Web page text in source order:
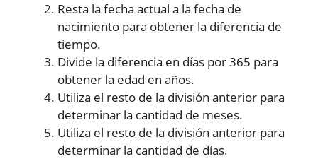
Resta la fecha actual a la fecha de
nacimiento para obtener la diferencia de
tiempo.
Divide la diferencia en días por 365 para
obtener la edad en años.
Utiliza el resto de la división anterior para
determinar la cantidad de meses.
Utiliza el resto de la división anterior para
determinar la cantidad de días.